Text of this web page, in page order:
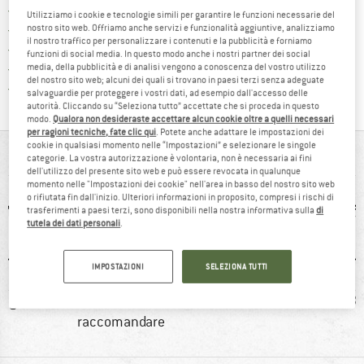
Porto franco da 69 € (IT)Qui trovi ulteriori informazioni sulle
100 giorni di diritto di recessoVai alla politica di recesso qui
> 4.000.000 clienti soddisfatti
Tutti gli articoli in magazzino
Tutela consumatori Trusted ShopsTrovi tutte le informazioni
IN BREVE
raccomandare
Utilizziamo i cookie e tecnologie simili per garantire le funzioni necessarie del
nostro sito web. Offriamo anche servizi e funzionalità aggiuntive, analizziamo
il nostro traffico per personalizzare i contenuti e la pubblicità e forniamo
funzioni di social media. In questo modo anche i nostri partner dei social
media, della pubblicità e di analisi vengono a conoscenza del vostro utilizzo
del nostro sito web; alcuni dei quali si trovano in paesi terzi senza adeguate
salvaguardie per proteggere i vostri dati, ad esempio dall'accesso delle
autorità. Cliccando su “Seleziona tutto” accettate che si proceda in questo
modo. Qualora non desideraste accettare alcun cookie oltre a quelli necessari
per ragioni tecniche, fate clic qui. Potete anche adattare le impostazioni dei
cookie in qualsiasi momento nelle “Impostazioni” e selezionare le singole
categorie. La vostra autorizzazione è volontaria, non è necessaria ai fini
dell'utilizzo del presente sito web e può essere revocata in qualunque
momento nelle "Impostazioni dei cookie" nell'area in basso del nostro sito web
o rifiutata fin dall'inizio. Ulteriori informazioni in proposito, compresi i rischi di
trasferimenti a paesi terzi, sono disponibili nella nostra informativa sulladi
tutela dei dati personali.
IMPOSTAZIONI SELEZIONA TUTTI